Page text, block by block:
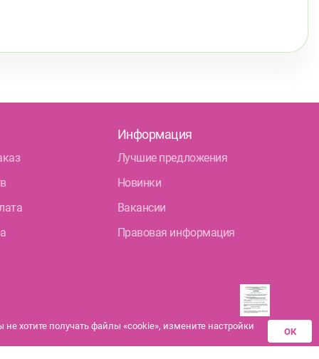
Информация
Лучшие предложения
Новинки
Вакансии
Правовая информация
Разрешения аптек-
партнеров на
хотите получать файлы «cookie», измените настройки ОК